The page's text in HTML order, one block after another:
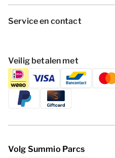
Service en contact
Veilig betalen met
Volg Summio Parcs